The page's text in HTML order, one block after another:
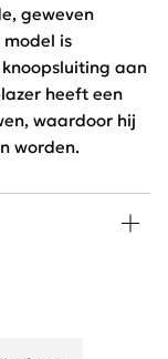
geweven
is
aan
heeft een
waardoor hij
worden.